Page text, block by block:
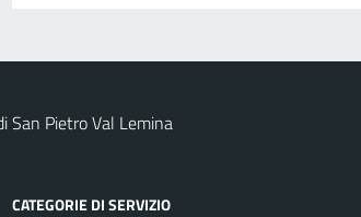
San Pietro Val Lemina
CATEGORIE DI SERVIZIO